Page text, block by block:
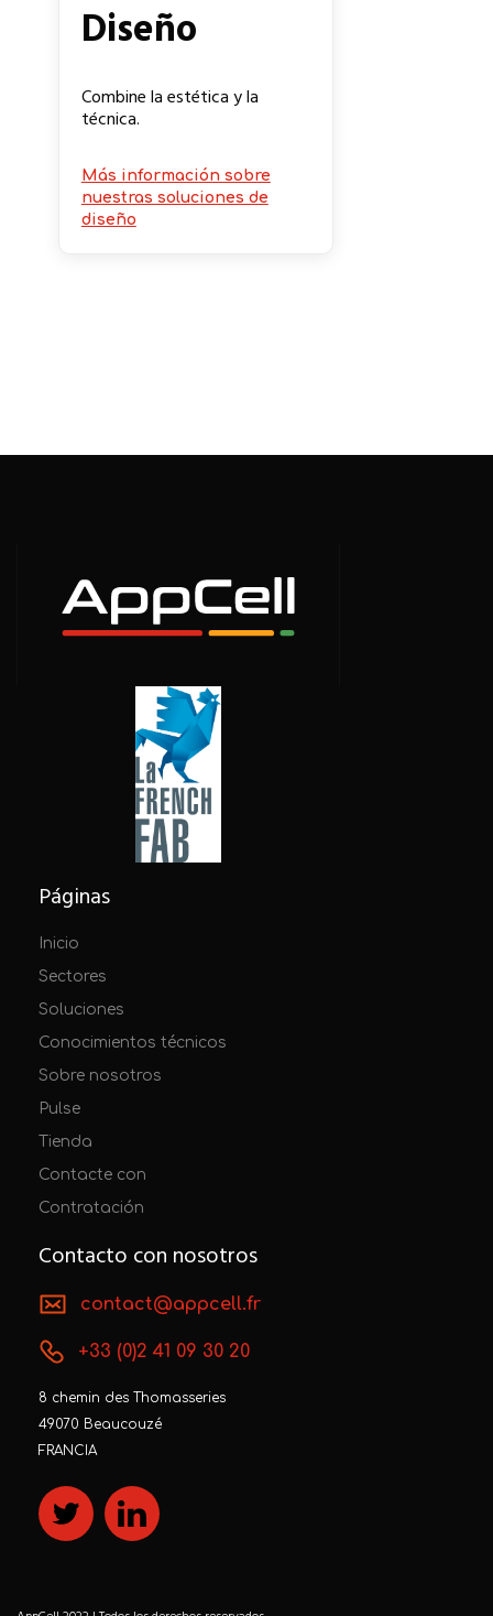
Diseño
Combine la estética y la
técnica.
Más información sobre
nuestras soluciones de
diseño
Páginas
Inicio
Sectores
Soluciones
Conocimientos técnicos
Sobre nosotros
Pulse
Tienda
Contacte con
Contratación
Contacto con nosotros
contact@appcell.fr
+33 (0)2 41 09 30 20
8 chemin des Thomasseries
49070 Beaucouzé
FRANCIA